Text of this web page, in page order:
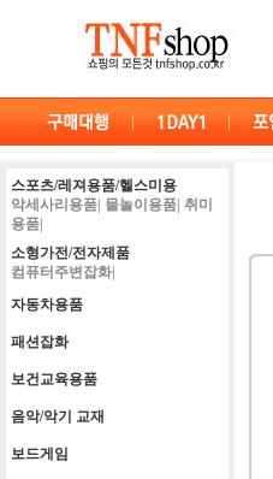
스포츠/레져용품/헬스미용
악세사리용품| 물놀이용품| 취미
용품|
소형가전/전자제품
컴퓨터주변잡화|
자동차용품
패션잡화
보건교육용품
음악/악기 교재
보드게임